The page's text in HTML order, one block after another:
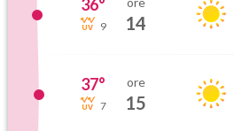
36°
9 14
37°
7
ore
15